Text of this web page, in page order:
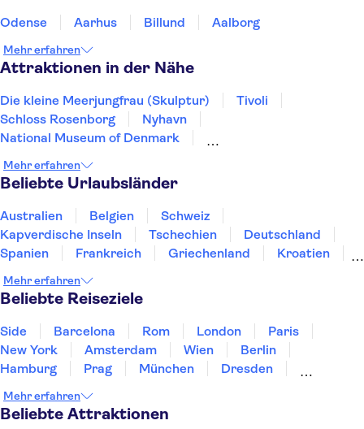
Odense Aarhus Billund Aalborg
Mehr erfahren
Attraktionen in der Nähe
Die kleine Meerjungfrau (Skulptur)
Tivoli
Schloss Rosenborg
Nyhavn
National Museum of Denmark
Mehr erfahren
Beliebte Urlaubsländer
Australien Belgien
Schweiz
Kapverdische Inseln
Tschechien
Deutschland
Spanien
Frankreich Griechenland
Kroatien
Norwegen
Polen
Mehr erfahren
Beliebte Reiseziele
Side Barcelona Rom London
Paris
New York
Amsterdam Wien
Berlin
Hamburg
Prag München
Dresden
Heidelberg
Bremen
Mehr erfahren
Beliebte Attraktionen